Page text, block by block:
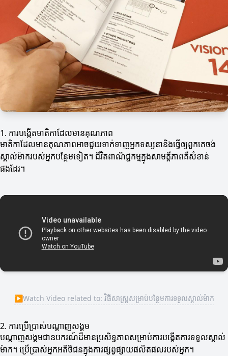
1. ការបង្កើតមាតិកាដែលមានគុណភាព
មាតិកាដែលមានគុណភាពអាចជួយទាក់ទាញអ្នកទស្សនានិងធ្វើឲ្យពួកគេចង់
ស្គាល់ម៉ាករបស់អ្នកបន្ថែមទៀត។ ជីវិតពាណិជ្ជកម្មក្នុងសាមគ្គីភាពគឺសំខាន់
ផងដែរ។
▶Watch Video related to: វិធីសាស្ត្រសម្រាប់បន្ថែមការទទួលស្គាល់ម៉ាក
2. ការប្រើប្រាស់បណ្តាញសង្គម
បណ្តាញសង្គមជាឧបករណ៍ដ៏មានប្រសិទ្ធភាពសម្រាប់ការបង្កើតការទទួលស្គាល់
ម៉ាក។ ប្រើប្រាស់អ្នកអតិថិជនក្នុងការផ្សព្វផ្សាយផលិតផលរបស់អ្នក។